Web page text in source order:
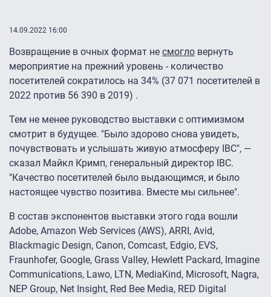
14.09.2022 16:00
Возвращение в очных формат не смогло вернуть
мероприятие на прежний уровень - количество
посетителей сократилось на 34% (37 071 посетителей в
2022 против 56 390 в 2019) .
Тем не менее руководство выставки с оптимизмом
смотрит в будущее. "Было здорово снова увидеть,
почувствовать и услышать живую атмосферу IBC", —
сказал Майкл Кримп, генеральный директор IBC.
"Качество посетителей было выдающимся, и было
настоящее чувство позитива. Вместе мы сильнее".
В состав экспонентов выставки этого года вошли
Adobe, Amazon Web Services (AWS), ARRI, Avid,
Blackmagic Design, Canon, Comcast, Edgio, EVS,
Fraunhofer, Google, Grass Valley, Hewlett Packard, Imagine
Communications, Lawo, LTN, MediaKind, Microsoft, Nagra,
NEP Group, Net Insight, Red Bee Media, RED Digital